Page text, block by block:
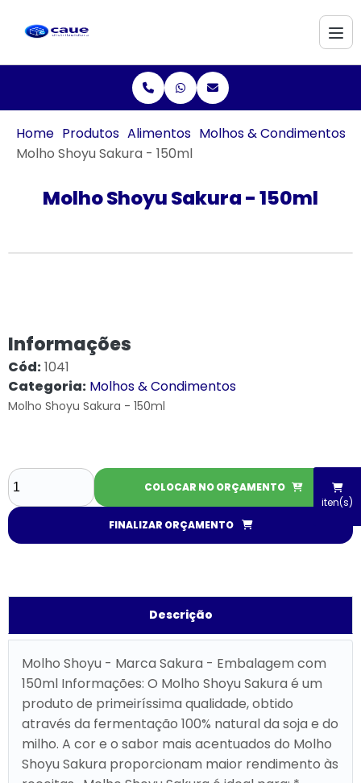
iten(s)
Home Produtos Alimentos Molhos & Condimentos
Molho Shoyu Sakura - 150ml
Molho Shoyu Sakura - 150ml
Informações
Cód:1041
Categoria: Molhos & Condimentos
Molho Shoyu Sakura - 150ml
COLOCAR NO ORÇAMENTO
FINALIZAR ORÇAMENTO
Descrição
Molho Shoyu - Marca Sakura - Embalagem com
150ml Informações: O Molho Shoyu Sakura é um
produto de primeiríssima qualidade, obtido
através da fermentação 100% natural da soja e do
milho. A cor e o sabor mais acentuados do Molho
Shoyu Sakura proporcionam maior rendimento às